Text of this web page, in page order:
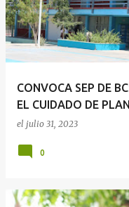
CONVOCA SEP DE
EL CUIDADO DE
el julio 31, 2023
0